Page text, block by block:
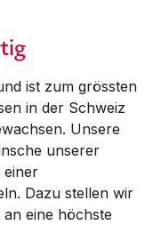
ist zum grössten
in der Schweiz
Unsere
unserer
einer
Dazu stellen wir
eine höchste